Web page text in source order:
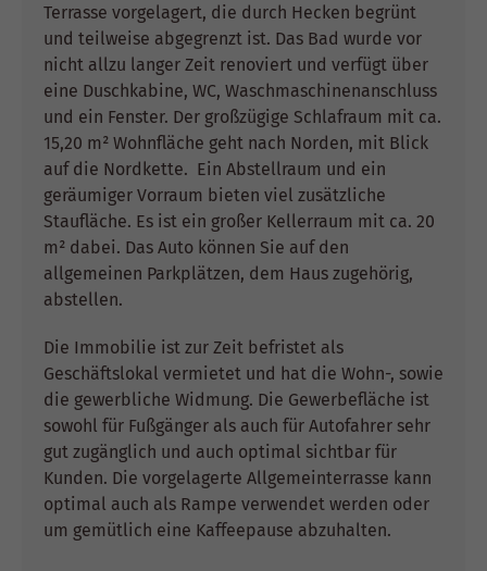
Terrasse vorgelagert, die durch Hecken begrünt
und teilweise abgegrenzt ist. Das Bad wurde vor
nicht allzu langer Zeit renoviert und verfügt über
eine Duschkabine, WC, Waschmaschinenanschluss
und ein Fenster. Der großzügige Schlafraum mit ca.
15,20 m² Wohnfläche geht nach Norden, mit Blick
auf die Nordkette. Ein Abstellraum und ein
geräumiger Vorraum bieten viel zusätzliche
Staufläche. Es ist ein großer Kellerraum mit ca. 20
m² dabei. Das Auto können Sie auf den
allgemeinen Parkplätzen, dem Haus zugehörig,
abstellen.
Die Immobilie ist zur Zeit befristet als
Geschäftslokal vermietet und hat die Wohn-, sowie
die gewerbliche Widmung. Die Gewerbefläche ist
sowohl für Fußgänger als auch für Autofahrer sehr
gut zugänglich und auch optimal sichtbar für
Kunden. Die vorgelagerte Allgemeinterrasse kann
optimal auch als Rampe verwendet werden oder
um gemütlich eine Kaffeepause abzuhalten.